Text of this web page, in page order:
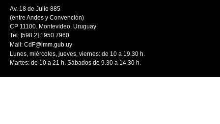
Av. 18 de Julio 885
(entre Andes y Convención)
CP 11100. Montevideo. Uruguay
Tel: [598 2] 1950 7960
Mail: CdF@imm.gub.uy
Lunes, miércoles, jueves, viernes: de 10 a 19.30 h.
Martes: de 10 a 21 h. Sábados de 9.30 a 14.30 h.